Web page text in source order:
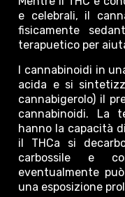
e celebrali, il
fisicamente
terapuetico per
I cannabinoidi in
acida e si
cannabigerolo) il
cannabinoidi. La
hanno la capacità
il THCa si
carbossile e
eventualmente
una esposizione